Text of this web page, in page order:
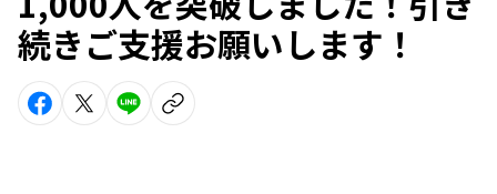
続きご支援お願いします！